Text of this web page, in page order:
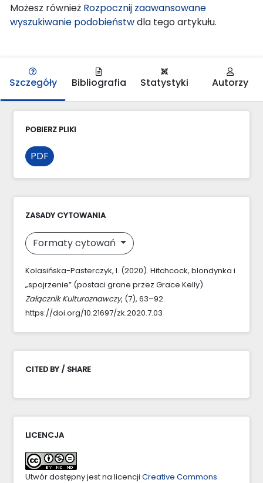
Możesz również Rozpocznij zaawansowane
wyszukiwanie podobieństwdla tego artykułu.
Szczegóły Bibliografia Statystyki Autorzy
POBIERZ PLIKI
PDF
ZASADY CYTOWANIA
Formaty cytowań
Kolasińska-Pasterczyk, I. (2020). Hitchcock, blondynka i
„spojrzenie” (postaci grane przez Grace Kelly).
Załącznik Kulturoznawczy, (7), 63–92.
https://doi.org/10.21697/zk.2020.7.03
CITED BY / SHARE
LICENCJA
Utwór dostępny jest na licencji Creative Commons